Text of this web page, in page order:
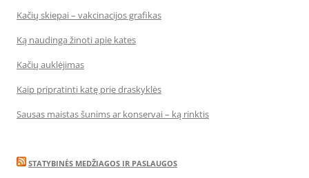
Kačių skiepai – vakcinacijos grafikas
Ką naudinga žinoti apie kates
Kačių auklėjimas
Kaip pripratinti katę prie draskyklės
Sausas maistas šunims ar konservai – ką rinktis
STATYBINĖS MEDŽIAGOS IR PASLAUGOS